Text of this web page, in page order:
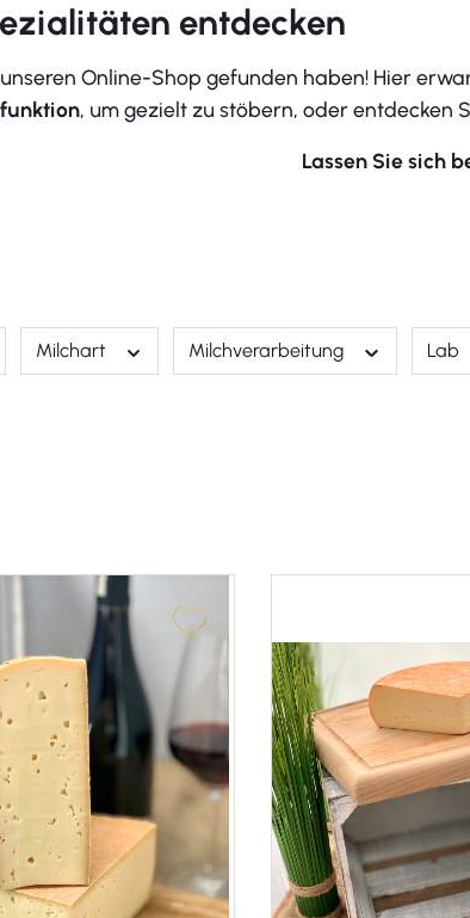
entdecken
Online-Shop gefunden haben! Hier
, um gezielt zu stöbern, oder entdecken
Lassen Sie sich
Milchart Milchverarbeitung Lab